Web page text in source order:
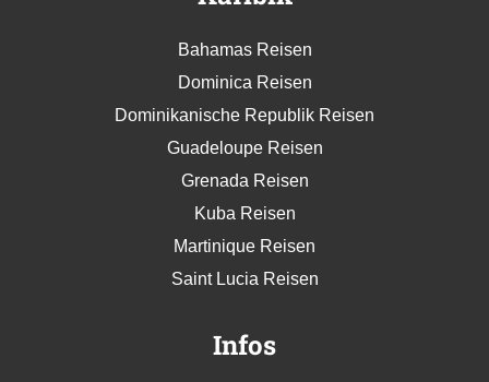
Bahamas Reisen
Dominica Reisen
Dominikanische Republik Reisen
Guadeloupe Reisen
Grenada Reisen
Kuba Reisen
Martinique Reisen
Saint Lucia Reisen
Infos